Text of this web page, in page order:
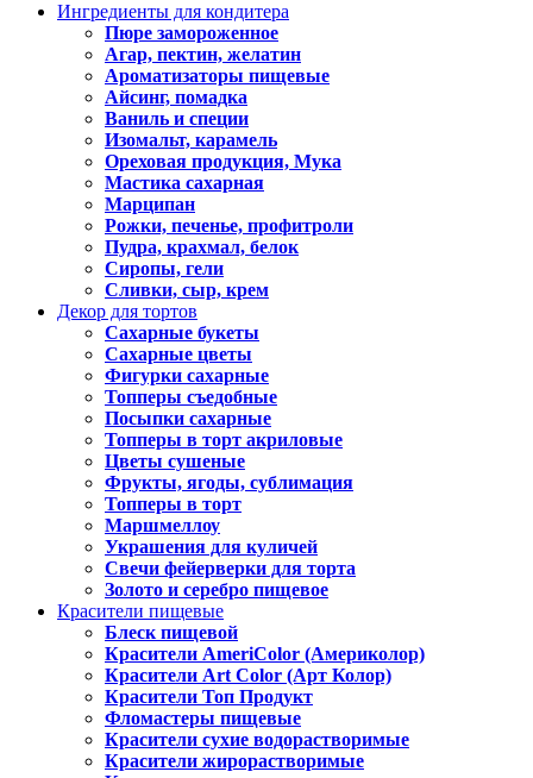
Ингредиенты для кондитера
Пюре замороженное
Агар, пектин, желатин
Ароматизаторы пищевые
Айсинг, помадка
Ваниль и специи
Изомальт, карамель
Ореховая продукция, Мука
Мастика сахарная
Марципан
Рожки, печенье, профитроли
Пудра, крахмал, белок
Сиропы, гели
Сливки, сыр, крем
Декор для тортов
Сахарные букеты
Сахарные цветы
Фигурки сахарные
Топперы съедобные
Посыпки сахарные
Топперы в торт акриловые
Цветы сушеные
Фрукты, ягоды, сублимация
Топперы в торт
Маршмеллоу
Украшения для куличей
Свечи фейерверки для торта
Золото и серебро пищевое
Красители пищевые
Блеск пищевой
Красители AmeriColor (Америколор)
Красители Art Color (Арт Колор)
Красители Топ Продукт
Фломастеры пищевые
Красители сухие водорастворимые
Красители жирорастворимые